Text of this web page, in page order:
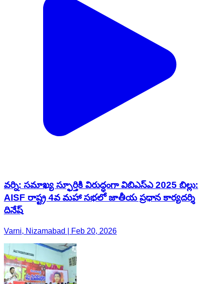
వర్ని: సమాఖ్య స్ఫూర్తికి విరుద్ధంగా విబిఎస్ఎ 2025 బిల్లు:
AISF రాష్ట్ర 4వ మహా సభలో జాతీయ ప్రధాన కార్యదర్శి
దినేష్
Varni, Nizamabad | Feb 20, 2026